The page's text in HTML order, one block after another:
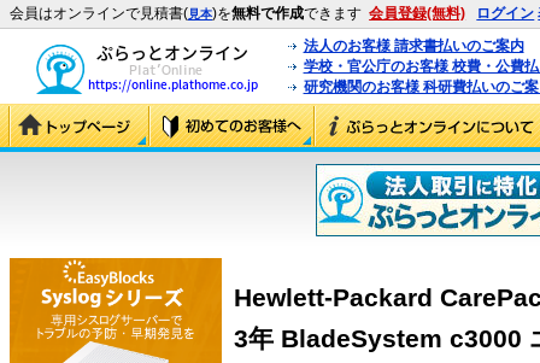
会員はオンラインで見積書(見本)を無料で作成できます 会員登録(無料) ログイン
法人のお客様 請求書払いのご案内
学校・官公庁のお客様 校費・公費
研究機関のお客様 科研費払いのご
Hewlett-Packard
3年 BladeSystem c3000